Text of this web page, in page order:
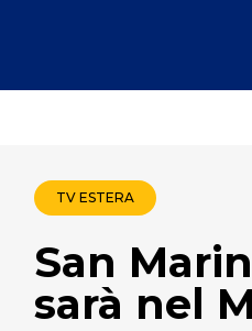
TV ESTERA
San
sarà nel